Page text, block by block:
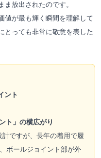
放出されたのです。
値が最も輝く瞬間を理解して
とっても非常に敬意を表した
ント
ト」の横広がり
ですが、長年の着用で履
ボールジョイント部が外